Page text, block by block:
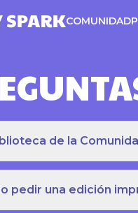
COMUNIDAD
de la
pedir una edición